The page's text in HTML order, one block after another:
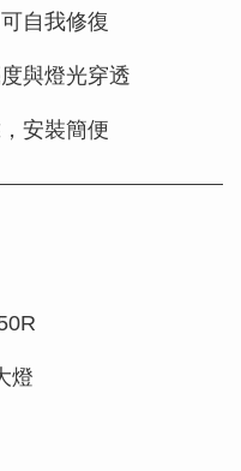
自我修復
與燈光穿透
安裝簡便
燈